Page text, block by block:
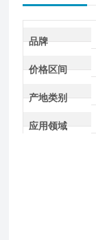
品牌
价格区间
产地类别
应用领域